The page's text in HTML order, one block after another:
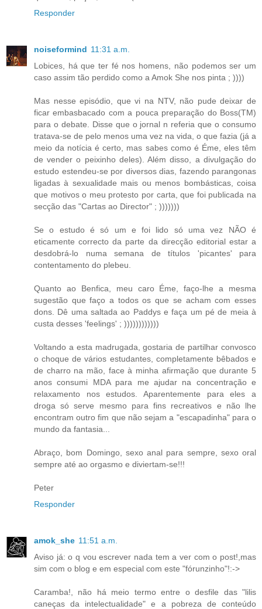
Responder
noiseformind 11:31 a.m.
Lobices, há que ter fé nos homens, não podemos ser um
caso assim tão perdido como a Amok She nos pinta ; ))))
Mas nesse episódio, que vi na NTV, não pude deixar de
ficar embasbacado com a pouca preparação do Boss(TM)
para o debate. Disse que o jornal n referia que o consumo
tratava-se de pelo menos uma vez na vida, o que fazia (já a
meio da notícia é certo, mas sabes como é Éme, eles têm
de vender o peixinho deles). Além disso, a divulgação do
estudo estendeu-se por diversos dias, fazendo parangonas
ligadas à sexualidade mais ou menos bombásticas, coisa
que motivos o meu protesto por carta, que foi publicada na
secção das "Cartas ao Director" ; )))))))
Se o estudo é só um e foi lido só uma vez NÃO é
eticamente correcto da parte da direcção editorial estar a
desdobrá-lo numa semana de títulos 'picantes' para
contentamento do plebeu.
Quanto ao Benfica, meu caro Éme, faço-lhe a mesma
sugestão que faço a todos os que se acham com esses
dons. Dê uma saltada ao Paddys e faça um pé de meia à
custa desses 'feelings' ; ))))))))))))
Voltando a esta madrugada, gostaria de partilhar convosco
o choque de vários estudantes, completamente bêbados e
de charro na mão, face à minha afirmação que durante 5
anos consumi MDA para me ajudar na concentração e
relaxamento nos estudos. Aparentemente para eles a
droga só serve mesmo para fins recreativos e não lhe
encontram outro fim que não sejam a "escapadinha" para o
mundo da fantasia...
Abraço, bom Domingo, sexo anal para sempre, sexo oral
sempre até ao orgasmo e diviertam-se!!!
Peter
Responder
amok_she 11:51 a.m.
Aviso já: o q vou escrever nada tem a ver com o post!,mas
sim com o blog e em especial com este "fórunzinho"!:->
Caramba!, não há meio termo entre o desfile das "lilis
caneças da intelectualidade" e a pobreza de conteúdo